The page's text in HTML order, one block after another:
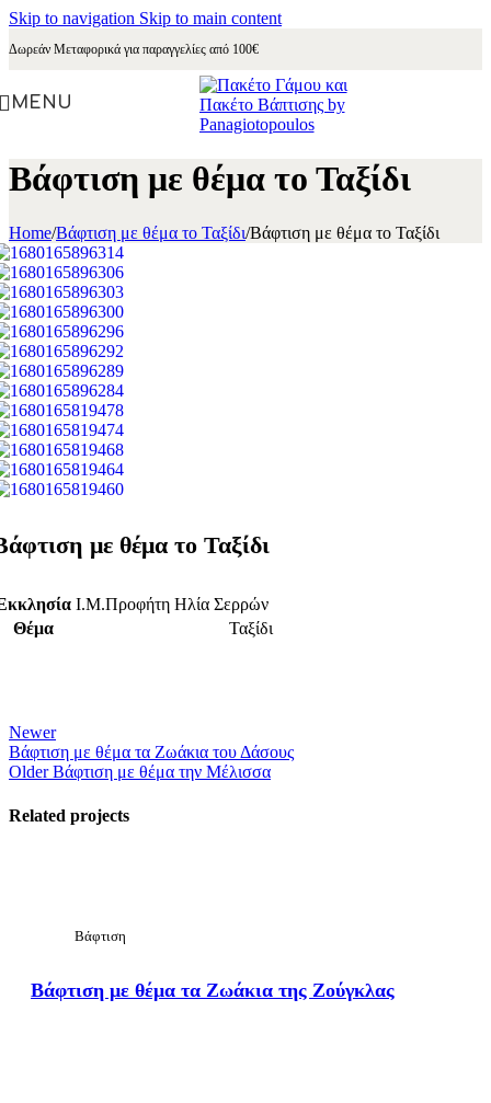
Skip to navigation Skip to main content
Δωρεάν Μεταφορικά για παραγγελίες από 100€
MENU
Βάφτιση με θέμα το Ταξίδι
Home/Βάφτιση με θέμα το Ταξίδι/Βάφτιση με θέμα το Ταξίδι
με θέμα το Ταξίδι
Ι.Μ.Προφήτη Ηλία Σερρών
Θέμα
Ταξίδι
Newer
Βάφτιση με θέμα τα Ζωάκια του Δάσους
Older Βάφτιση με θέμα την Μέλισσα
Related projects
Βάφτιση
Βάφτιση με θέμα τα Ζωάκια της Ζούγκλας